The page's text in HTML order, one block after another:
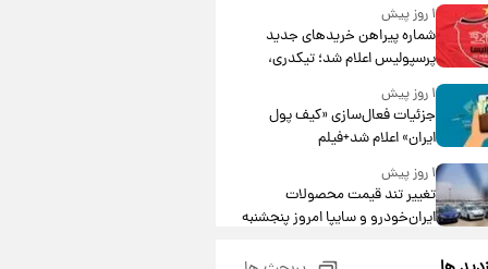
۱ روز پیش
شماره پیراهن خریدهای جدید
پرسپولیس اعلام شد؛ تیکدری،
محبی و سرگیف با اعداد ویژه
۱ روز پیش
جزئیات فعال‌سازی «کیف پول
ایران» اعلام شد+فیلم
۱ روز پیش
تغییر تند قیمت محصولات
ایران‌خودرو و سایپا امروز پنجشنبه